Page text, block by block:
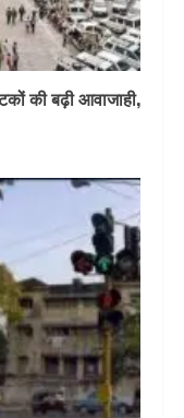
की बढ़ी आवाजाही,